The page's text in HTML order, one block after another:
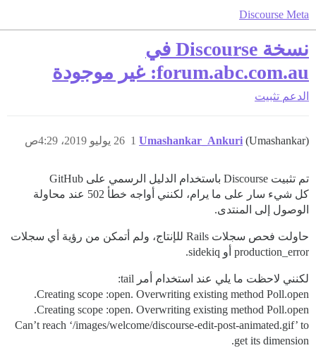
Discourse Meta
نسخة Discourse في
forum.abc.com.au: غير موجودة
الدعم تثبيت
Umashankar_Ankuri (Umashankar) 26 يوليو 2019، 4:29ص 1
تم تثبيت Discourse باستخدام الدليل الرسمي على GitHub
كل شيء سار على ما يرام، لكنني أواجه خطأ 502 عند محاولة
الوصول إلى المنتدى.
حاولت فحص سجلات Rails للإنتاج، ولم أتمكن من رؤية أي سجلات
production_error أو sidekiq.
لكنني لاحظت ما يلي عند استخدام أمر tail:
Creating scope :open. Overwriting existing method Poll.open.
Creating scope :open. Overwriting existing method Poll.open.
Can’t reach ‘/images/welcome/discourse-edit-post-animated.gif’ to
get its dimension.